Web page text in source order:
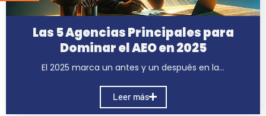
Las 5 Agencias Principales para
Dominar el AEO en 2025
El 2025 marca un antes y un después en la…
Leer más